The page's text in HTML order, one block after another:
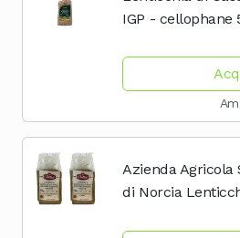
IGP - cellophane
Azienda Agricola
di Norcia